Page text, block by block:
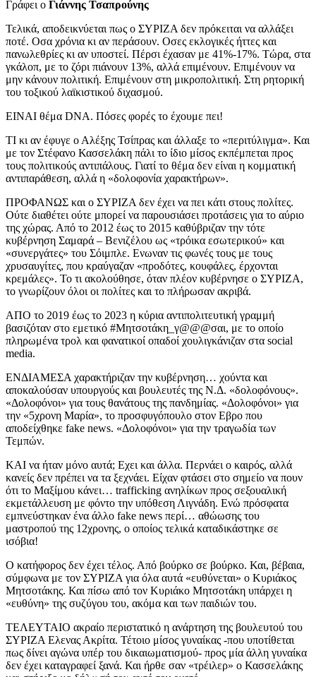
Γράφει ο Γιάννης Τσαπρούνης
Τελικά, αποδεικνύεται πως ο ΣΥΡΙΖΑ δεν πρόκειται να αλλάξει
ποτέ. Οσα χρόνια κι αν περάσουν. Οσες εκλογικές ήττες και
πανωλεθρίες κι αν υποστεί. Πέρσι έχασαν με 41%-17%. Τώρα, στα
γκάλοπ, με το ζόρι πιάνουν 13%, αλλά επιμένουν. Επιμένουν να
μην κάνουν πολιτική. Επιμένουν στη μικροπολιτική. Στη ρητορική
του τοξικού λαϊκιστικού διχασμού.
ΕΙΝΑΙ θέμα DNA. Πόσες φορές το έχουμε πει!
ΤΙ κι αν έφυγε ο Αλέξης Τσίπρας και άλλαξε το «περιτύλιγμα». Και
με τον Στέφανο Κασσελάκη πάλι το ίδιο μίσος εκπέμπεται προς
τους πολιτικούς αντιπάλους. Γιατί το θέμα δεν είναι η κομματική
αντιπαράθεση, αλλά η «δολοφονία χαρακτήρων».
ΠΡΟΦΑΝΩΣ και ο ΣΥΡΙΖΑ δεν έχει να πει κάτι στους πολίτες.
Ούτε διαθέτει ούτε μπορεί να παρουσιάσει προτάσεις για το αύριο
της χώρας. Από το 2012 έως το 2015 καθύβριζαν την τότε
κυβέρνηση Σαμαρά – Βενιζέλου ως «τρόικα εσωτερικού» και
«συνεργάτες» του Σόιμπλε. Ενωναν τις φωνές τους με τους
χρυσαυγίτες, που κραύγαζαν «προδότες, κουφάλες, έρχονται
κρεμάλες». Το τι ακολούθησε, όταν πλέον κυβέρνησε ο ΣΥΡΙΖΑ,
το γνωρίζουν όλοι οι πολίτες και το πλήρωσαν ακριβά.
ΑΠΟ το 2019 έως το 2023 η κύρια αντιπολιτευτική γραμμή
βασιζόταν στο εμετικό #Μητσοτάκη_γ@@@σαι, με το οποίο
πληρωμένα τρολ και φανατικοί οπαδοί χουλιγκάνιζαν στα social
media.
ΕΝΔΙΑΜΕΣΑ χαρακτήριζαν την κυβέρνηση… χούντα και
αποκαλούσαν υπουργούς και βουλευτές της Ν.Δ. «δολοφόνους».
«Δολοφόνοι» για τους θανάτους της πανδημίας. «Δολοφόνοι» για
την «5χρονη Μαρία», το προσφυγόπουλο στον Εβρο που
αποδείχθηκε fake news. «Δολοφόνοι» για την τραγωδία των
Τεμπών.
ΚΑΙ να ήταν μόνο αυτά; Εχει και άλλα. Περνάει ο καιρός, αλλά
κανείς δεν πρέπει να τα ξεχνάει. Είχαν φτάσει στο σημείο να πουν
ότι το Μαξίμου κάνει… trafficking ανηλίκων προς σεξουαλική
εκμετάλλευση με φόντο την υπόθεση Λιγνάδη. Ενώ πρόσφατα
εμπνεύστηκαν ένα άλλο fake news περί… αθώωσης του
μαστροπού της 12χρονης, ο οποίος τελικά καταδικάστηκε σε
ισόβια!
Ο κατήφορος δεν έχει τέλος. Από βούρκο σε βούρκο. Και, βέβαια,
σύμφωνα με τον ΣΥΡΙΖΑ για όλα αυτά «ευθύνεται» ο Κυριάκος
Μητσοτάκης. Και πίσω από τον Κυριάκο Μητσοτάκη υπάρχει η
«ευθύνη» της συζύγου του, ακόμα και των παιδιών του.
ΤΕΛΕΥΤΑΙΟ ακραίο περιστατικό η ανάρτηση της βουλευτού του
ΣΥΡΙΖΑ Ελενας Ακρίτα. Τέτοιο μίσος γυναίκας -που υποτίθεται
πως δίνει αγώνα υπέρ του δικαιωματισμού- προς μία άλλη γυναίκα
δεν έχει καταγραφεί ξανά. Και ήρθε σαν «τρέιλερ» ο Κασσελάκης